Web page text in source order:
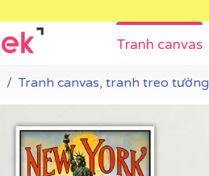
Tranh canvas
Tranh canvas, tranh treo tường